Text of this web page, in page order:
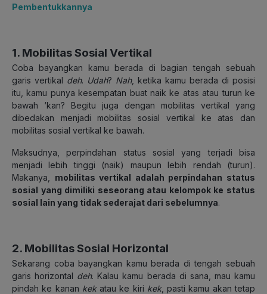
Pembentukkannya
1. Mobilitas Sosial Vertikal
Coba bayangkan kamu berada di bagian tengah sebuah
garis vertikal deh. Udah? Nah, ketika kamu berada di posisi
itu, kamu punya kesempatan buat naik ke atas atau turun ke
bawah ‘kan? Begitu juga dengan mobilitas vertikal yang
dibedakan menjadi mobilitas sosial vertikal ke atas dan
mobilitas sosial vertikal ke bawah.
Maksudnya, perpindahan status sosial yang terjadi bisa
menjadi lebih tinggi (naik) maupun lebih rendah (turun).
Makanya, mobilitas vertikal adalah perpindahan status
sosial yang dimiliki seseorang atau kelompok ke status
sosial lain yang tidak sederajat dari sebelumnya.
2. Mobilitas Sosial Horizontal
Sekarang coba bayangkan kamu berada di tengah sebuah
garis horizontal deh. Kalau kamu berada di sana, mau kamu
pindah ke kanan kekatau ke kiri kek, pasti kamu akan tetap